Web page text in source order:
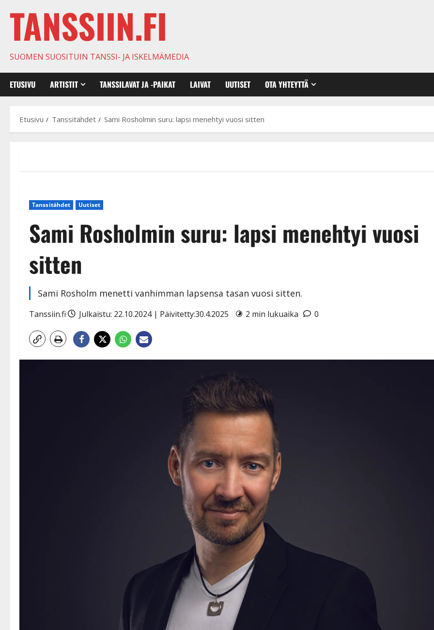
TANSSIIN.FI
SUOMEN SUOSITUIN TANSSI- JA ISKELMÄMEDIA
ETUSIVU ARTISTIT TANSSILAVAT JA -PAIKAT LAIVAT UUTISET OTA YHTEYTTÄ
Etusivu Tanssitähdet Sami Rosholmin suru: lapsi menehtyi vuosi sitten
Tanssitähdet Uutiset
Sami Rosholmin suru: lapsi menehtyi vuosi
sitten
Sami Rosholm menetti vanhimman lapsensa tasan vuosi sitten.
Tanssiin.fi Julkaistu: 22.10.2024 | Päivitetty:30.4.2025 2 min lukuaika 0